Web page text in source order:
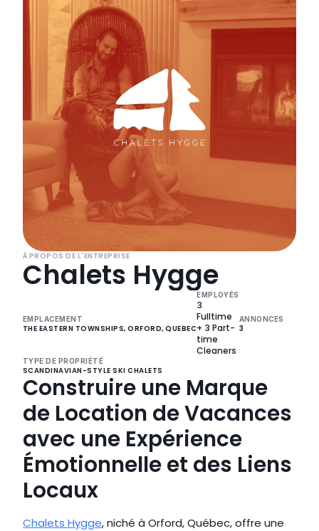
À PROPOS DE L'ENTREPRISE
Chalets Hygge
EMPLACEMENT
THE EASTERN TOWNSHIPS, ORFORD, QUEBEC
EMPLOYÉS
3
Fulltime
+ 3 Part-
time
Cleaners
ANNONCES
3
TYPE DE PROPRIÉTÉ
SCANDINAVIAN-STYLE SKI CHALETS
Construire une Marque
de Location de Vacances
avec une Expérience
Émotionnelle et des Liens
Locaux
Chalets Hygge, niché à Orford, Québec, offre une